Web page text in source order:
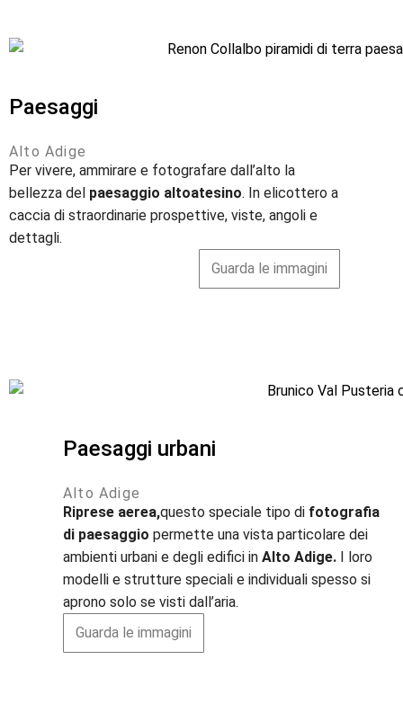
Paesaggi
Alto Adige
Per vivere, ammirare e fotografare dall’alto la
bellezza del paesaggio altoatesino. In elicottero a
caccia di straordinarie prospettive, viste, angoli e
dettagli.
Guarda le immagini
Paesaggi urbani
Alto Adige
Riprese aerea,questo speciale tipo di fotografia
di paesaggio permette una vista particolare dei
ambienti urbani e degli edifici in Alto Adige. I loro
modelli e strutture speciali e individuali spesso si
aprono solo se visti dall’aria.
Guarda le immagini